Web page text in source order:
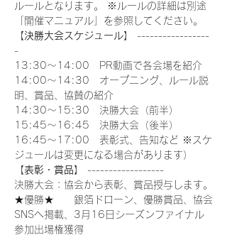
ルールとなります。 ※ルールの詳細は別途
「開催マニュアル」を参照してください。
【決勝大会スケジュール】 -----------------
-
13:30～14:00　PR動画で各会場を紹介
14:00～14:30　オープニング、ルール説
明、賞品、協賛の紹介
14:30～15:30　決勝大会（前半）
15:45～16:45　決勝大会（後半）
16:45～17:00　表彰式、告知など ※スケ
ジュールは変更になる場合があります）
【表彰・賞品】 ------------------
決勝大会：協会から表彰、賞品授与します。
★優勝★　　銀箔ドローン、優勝賞品、協会
SNSへ掲載、3月16日シーズンファイナル
参加出場権獲得